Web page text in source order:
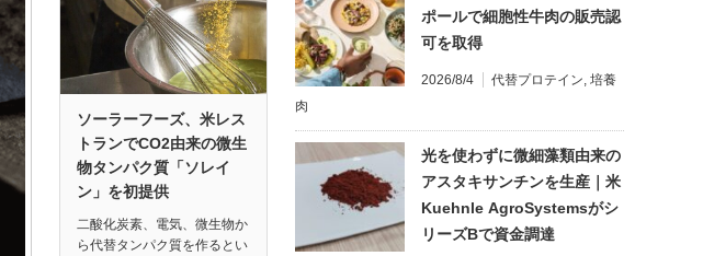
ソーラーフーズ、米レス
トランでCO2由来の微生
物タンパク質「ソレイ
ン」を初提供
二酸化炭素、電気、微生物か
ら代替タンパク質を作るとい
ポールで細胞性牛肉の販売認
可を取得
2026/8/4 代替プロテイン 培養
肉
光を使わずに微細藻類由来の
アスタキサンチンを生産｜米
Kuehnle AgroSystemsがシ
リーズBで資金調達